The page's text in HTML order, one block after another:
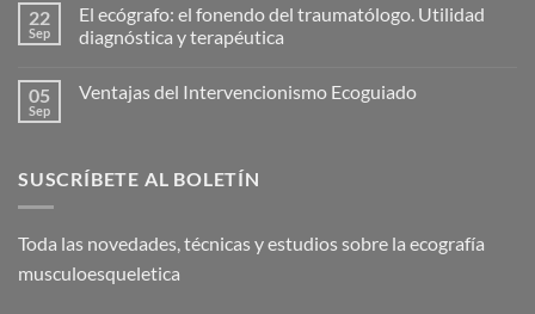
eficaz
para
la
(Hombro
Congelado)
comentarios
en
Nace
Española
22
Sep
El ecógrafo: el fonendo del traumatólogo. Utilidad
diagnóstica y terapéutica
comentarios
fonendo
del
y
05
Sep
Ventajas del Intervencionismo Ecoguiado
Ventajas
SUSCRÍBETE AL BOLETÍN
Toda las novedades, técnicas y estudios sobre la ecografía
musculoesqueletica